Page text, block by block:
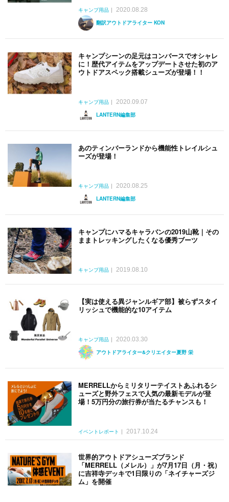
キャンプ用品
2020.08.28
翻訳アウトドアライター KON
キャンプシーンの足元はコンバースでオシャレ
に！歴代アイテムをアップデートさせた初のア
ウトドアスペック搭載シューズが登場！！
キャンプ用品
2020.09.07
LANTERN編集部
あのティンバーランドから機能性トレイルシュ
ーズが登場！
キャンプ用品
2020.08.25
LANTERN編集部
キャンプにハマるキャラバンの2019山靴｜その
ままトレッキングしたくなる優秀ブーツ
キャンプ用品 2019.08.10
【実は使える異ジャンルギア部】被らずスタイ
リッシュで機能的な10アイテム
キャンプ用品
2020.03.30
アウトドアライター&クリエイター夏野 栄
MERRELLからミリタリーテイストあふれるシ
ューズと野外フェスで人気の最新モデルが登
場！5万円分の旅行券が当たるチャンスも！
イベントレポート 2017.10.24
世界的アウトドアシューズブランド
「MERRELL（メレル）」が7月17日（月・祝）
に吉祥寺デッキで1日限りの「ネイチャーズジ
ム」を開催